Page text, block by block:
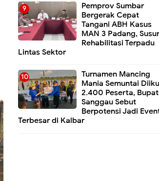
Pemprov Sumbar
Bergerak Cepat
Tangani ABH Kasus
MAN 3 Padang,
Rehabilitasi Terpadu
Lintas Sektor
Turnamen Mancing
Mania Semuntai
2.400 Peserta,
Sanggau Sebut
Berpotensi Jadi
Terbesar di Kalbar